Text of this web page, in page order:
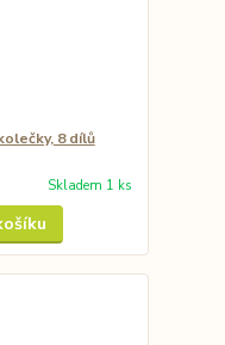
8 dílů
Skladem 1 ks